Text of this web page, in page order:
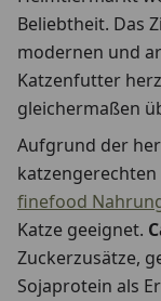
Beliebtheit. Das
modernen und
Katzenfutter
gleichermaßen
Aufgrund der
finefood
Katze geeignet.
Zuckerzusätze,
Sojaprotein als